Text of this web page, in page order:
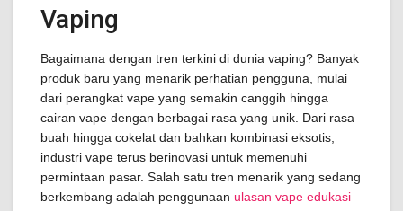
Vaping
Bagaimana dengan tren terkini di dunia vaping? Banyak
produk baru yang menarik perhatian pengguna, mulai
dari perangkat vape yang semakin canggih hingga
cairan vape dengan berbagai rasa yang unik. Dari rasa
buah hingga cokelat dan bahkan kombinasi eksotis,
industri vape terus berinovasi untuk memenuhi
permintaan pasar. Salah satu tren menarik yang sedang
berkembang adalah penggunaan ulasan vape edukasi